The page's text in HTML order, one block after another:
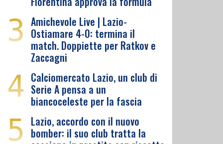
3 Amichevole Live | Lazio-
Ostiamare 4-0: termina il
match. Doppiette per Ratkov e
Zaccagni
4 Calciomercato Lazio, un club di
Serie A pensa a un
biancoceleste per la fascia
5 Lazio, accordo con il nuovo
bomber: il suo club tratta la